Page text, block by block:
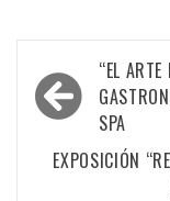
Navegación
de
entradas
“EL
SPA
EXPOSICIÓN